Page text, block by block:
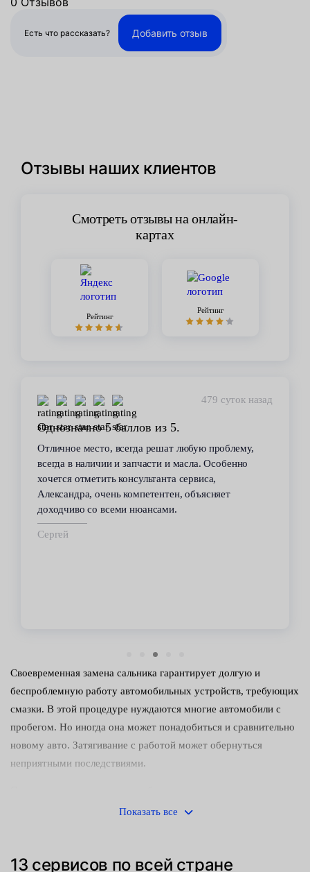
Есть что рассказать? Добавить отзыв
Отзывы наших клиентов
Смотреть отзывы на онлайн-
картах
Рейтинг
Рейтинг
479 суток назад
Однозначно 5 баллов из 5.
Отличное место, всегда решат любую проблему,
всегда в наличии и запчасти и масла. Особенно
хочется отметить консультанта сервиса,
Александра, очень компетентен, объясняет
доходчиво со всеми нюансами.
Сергей
Своевременная замена сальника гарантирует долгую и
беспроблемную работу автомобильных устройств, требующих
смазки. В этой процедуре нуждаются многие автомобили с
пробегом. Но иногда она может понадобиться и сравнительно
новому авто. Затягивание с работой может обернуться
неприятными последствиями.
характерных признака износа элемента:
появление потеков и следов масла в рабочей зоне.
Показать все
13 сервисов по всей стране